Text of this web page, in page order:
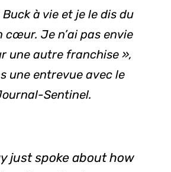
Buckà vie et je le dis du
cœur. Je n’ai pas envie
une autre franchise »,
une entrevue avec le
Sentinel.
just spoke about how